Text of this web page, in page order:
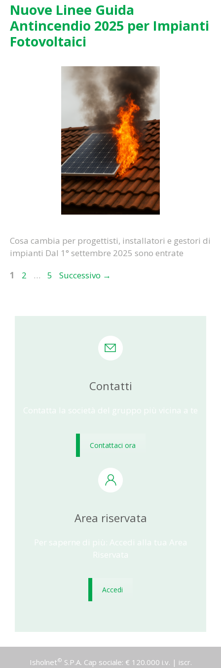
Nuove Linee Guida
Antincendio 2025 per Impianti
Fotovoltaici
Cosa cambia per progettisti, installatori e gestori di
impianti Dal 1° settembre 2025 sono entrate
Pagina
1 Pagina
2 … Pagina
5 Successivo →
Contatti
Contatta la società del gruppo più vicina a te
Contattaci ora
Area riservata
Per saperne di più: Accedi alla tua Area
Riservata
Accedi
Isholnet© S.P.A. Cap sociale: € 120.000 i.v. | iscr.